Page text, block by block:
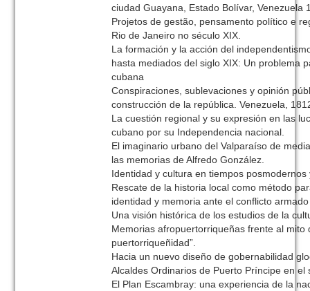
ciudad Guayana, Estado Bolívar, Venezuela
Projetos de gestão, pensamento político e
Rio de Janeiro no século XIX.
La formación y la acción del
hasta mediados del siglo XIX: Un problema
cubana
Conspiraciones, sublevaciones y opinión
construcción de la república. Venezuela,
La cuestión regional y su expresión en las
cubano por su Independencia nacional.
El imaginario urbano del Valparaíso de
las memorias de Alfredo González.
Identidad y cultura en tiempos
Rescate de la historia local como método
identidad y memoria ante el conflicto
Una visión histórica de los estudios de la
Memorias afropuertorriqueñas frente al mito
puertorriqueñidad”.
Hacia un nuevo diseño de gobernabilidad
Alcaldes Ordinarios de Puerto Príncipe en el
El Plan Escambray: una experiencia de la